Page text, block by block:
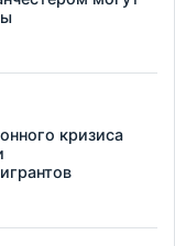
кризиса